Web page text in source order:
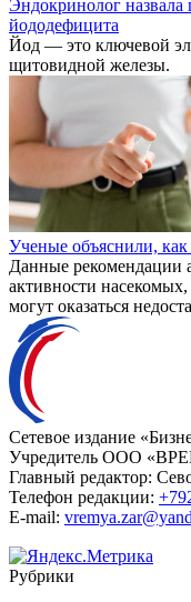
Эндокринолог назвала
йододефицита
Йод — это ключевой
щитовидной железы.
Ученые объяснили, как
Данные рекомендации
активности
могут оказаться
Сетевое издание
Учредитель ООО
Главный редактор:
Телефон редакции:
E-mail:
Рубрики